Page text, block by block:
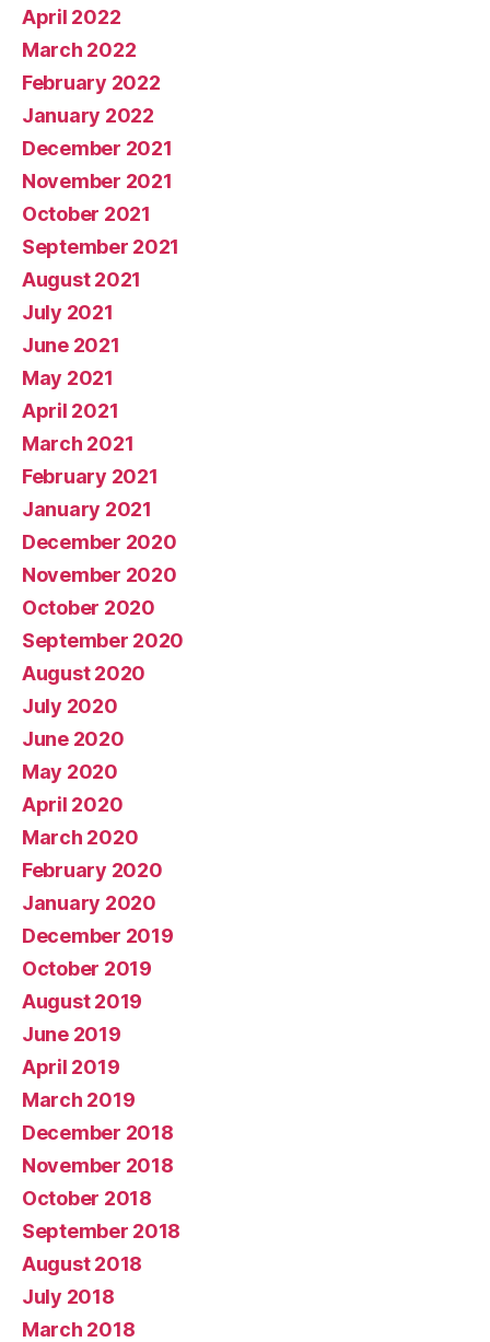
April 2022
March 2022
February 2022
January 2022
December 2021
November 2021
October 2021
September 2021
August 2021
July 2021
June 2021
May 2021
April 2021
March 2021
February 2021
January 2021
December 2020
November 2020
October 2020
September 2020
August 2020
July 2020
June 2020
May 2020
April 2020
March 2020
February 2020
January 2020
December 2019
October 2019
August 2019
June 2019
April 2019
March 2019
December 2018
November 2018
October 2018
September 2018
August 2018
July 2018
March 2018